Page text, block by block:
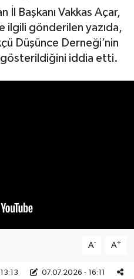
İl Başkanı Vakkas Açar,
ilgili gönderilen yazıda,
Düşünce Derneği’nin
gösterildiğini iddia etti.
A- A+
07.07.2026 - 16:11